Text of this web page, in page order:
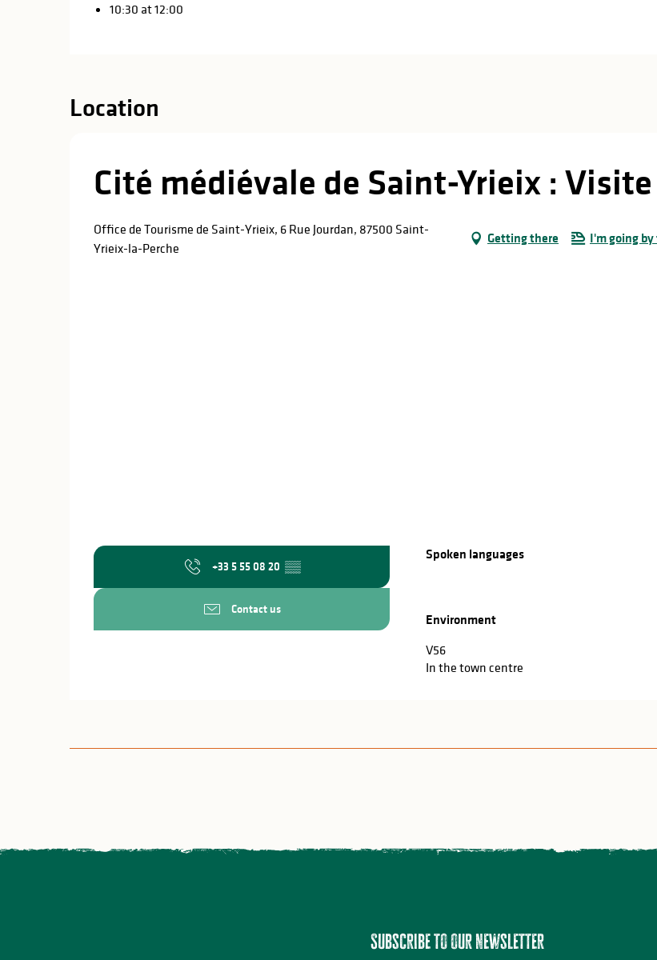
10:30 at 12:00
Location
Cité médiévale de Saint-Yrieix :
Office de Tourisme de Saint-Yrieix, 6 Rue Jourdan, 87500 Saint-
Yrieix-la-Perche
Getting there I'm going
+33 5 55 08 20 ▒▒
Contact us
Spoken languages
Spoken languages
Environment
Environment
V56
In the town centre
Subscribe to our newsletter